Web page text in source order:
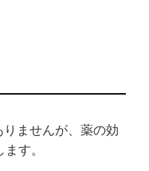
ませんが、薬の効
す。